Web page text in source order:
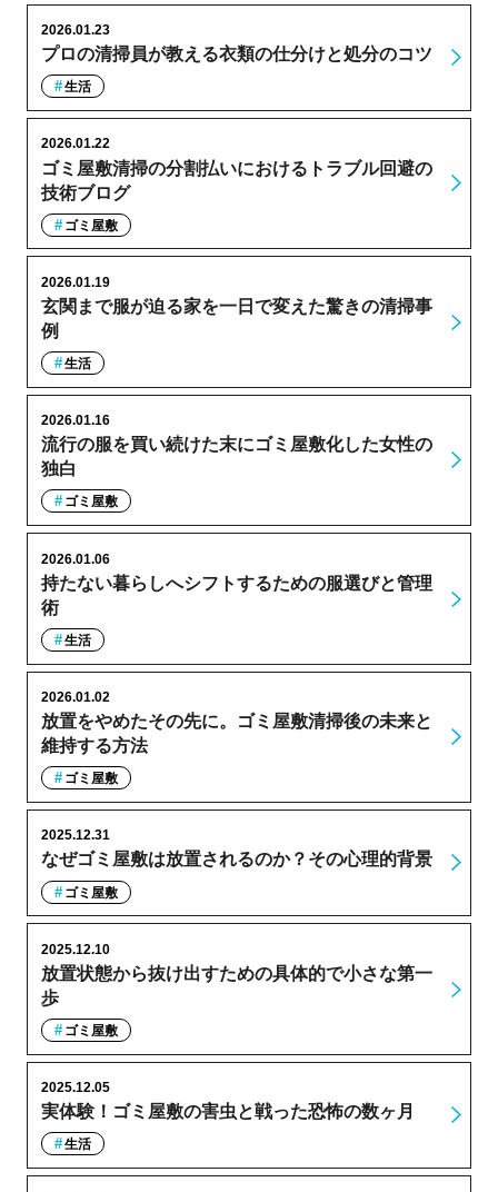
プロの清掃員が教える衣類の仕分けと処分のコツ
2026.01.23
生活
ゴミ屋敷清掃の分割払いにおけるトラブル回避の
技術ブログ
2026.01.22
ゴミ屋敷
玄関まで服が迫る家を一日で変えた驚きの清掃事
例
2026.01.19
生活
流行の服を買い続けた末にゴミ屋敷化した女性の
独白
2026.01.16
ゴミ屋敷
持たない暮らしへシフトするための服選びと管理
術
2026.01.06
生活
放置をやめたその先に。ゴミ屋敷清掃後の未来と
維持する方法
2026.01.02
ゴミ屋敷
なぜゴミ屋敷は放置されるのか？その心理的背景
2025.12.31
ゴミ屋敷
放置状態から抜け出すための具体的で小さな第一
歩
2025.12.10
ゴミ屋敷
実体験！ゴミ屋敷の害虫と戦った恐怖の数ヶ月
2025.12.05
生活